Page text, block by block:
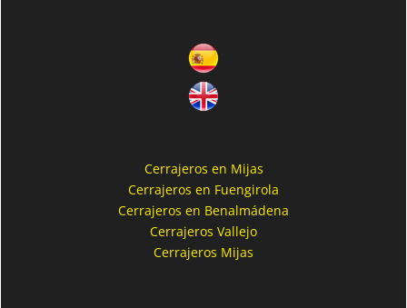
Cerrajeros en Mijas
Cerrajeros en Fuengirola
Cerrajeros en Benalmádena
Cerrajeros Vallejo
Cerrajeros Mijas